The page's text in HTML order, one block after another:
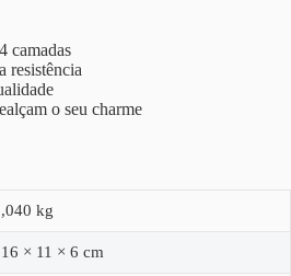
camadas
resistência
o seu charme
,040 kg
16 × 11 × 6 cm